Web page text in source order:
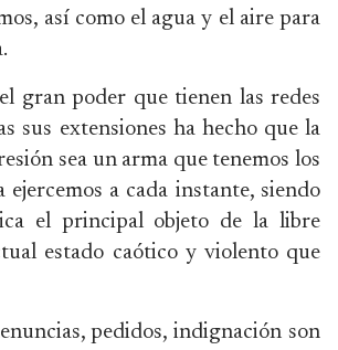
así como el agua y el aire para
gran poder que tienen las redes
sus extensiones ha hecho que la
sea un arma que tenemos los
ejercemos a cada instante, siendo
el principal objeto de la libre
estado caótico y violento que
pedidos, indignación son